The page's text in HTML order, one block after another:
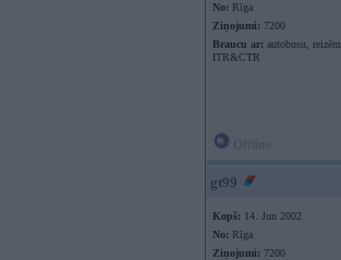
No: Rīga
Ziņojumi: 7200
Braucu ar: autobusu, reizēm
ITR&CTR
gt99
Kopš: 14. Jun 2002
No: Rīga
Ziņojumi: 7200